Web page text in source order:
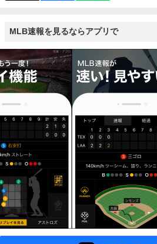
MLB速報を見るならアプリで